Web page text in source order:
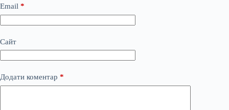
Email *
Сайт
Додати коментар *